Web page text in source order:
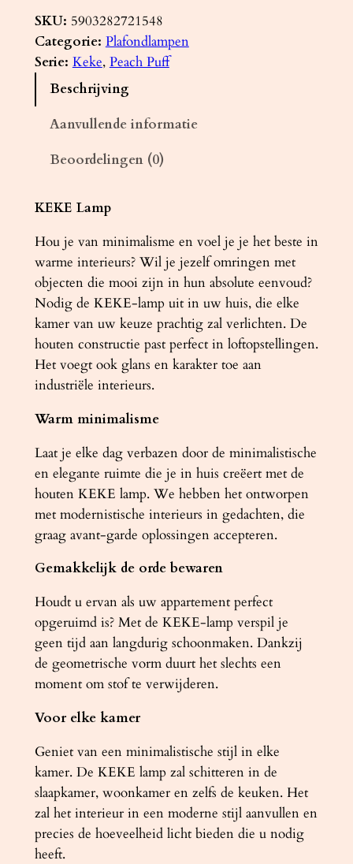
a
f
o
K
K
E
1
0
e
i
k
e
a
a
n
t
a
l
SKU: 5903282721548
Categorie: Plafondlampen
Serie: Keke, Peach Puff
Beschrijving
Aanvullende informatie
Beoordelingen (0)
KEKE Lamp
Hou je van minimalisme en voel je je het beste in
warme interieurs? Wil je jezelf omringen met
objecten die mooi zijn in hun absolute eenvoud?
Nodig de KEKE-lamp uit in uw huis, die elke
kamer van uw keuze prachtig zal verlichten. De
houten constructie past perfect in loftopstellingen.
Het voegt ook glans en karakter toe aan
industriële interieurs.
Warm minimalisme
Laat je elke dag verbazen door de minimalistische
en elegante ruimte die je in huis creëert met de
houten KEKE lamp. We hebben het ontworpen
met modernistische interieurs in gedachten, die
graag avant-garde oplossingen accepteren.
Gemakkelijk de orde bewaren
Houdt u ervan als uw appartement perfect
opgeruimd is? Met de KEKE-lamp verspil je
geen tijd aan langdurig schoonmaken. Dankzij
de geometrische vorm duurt het slechts een
moment om stof te verwijderen.
Voor elke kamer
Geniet van een minimalistische stijl in elke
kamer. De KEKE lamp zal schitteren in de
slaapkamer, woonkamer en zelfs de keuken. Het
zal het interieur in een moderne stijl aanvullen en
precies de hoeveelheid licht bieden die u nodig
heeft.